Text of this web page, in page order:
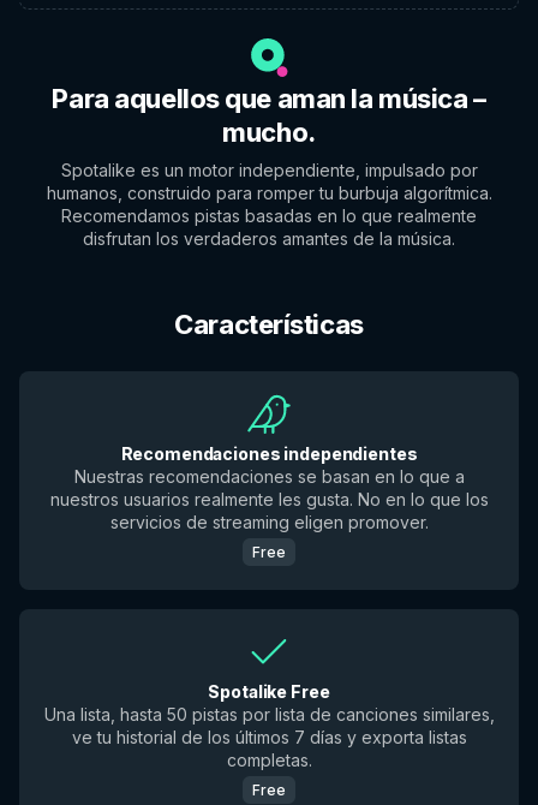
Para aquellos que aman la música –
mucho.
Spotalike es un motor independiente, impulsado por
humanos, construido para romper tu burbuja algorítmica.
Recomendamos pistas basadas en lo que realmente
disfrutan los verdaderos amantes de la música.
Características
Recomendaciones independientes
Nuestras recomendaciones se basan en lo que a
nuestros usuarios realmente les gusta. No en lo que los
servicios de streaming eligen promover.
Free
Spotalike Free
Una lista, hasta 50 pistas por lista de canciones similares,
ve tu historial de los últimos 7 días y exporta listas
completas.
Free